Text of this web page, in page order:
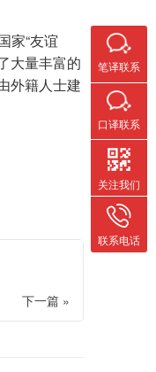
家“友谊
大量丰富的
外籍人士建
下一篇 »
笔译联系
口译联系
关注我们
联系电话